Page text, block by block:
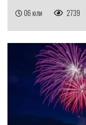
06 юли 2739